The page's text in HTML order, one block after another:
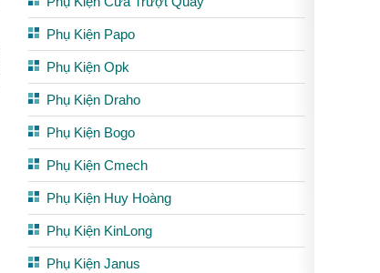
Phụ Kiện Papo
Phụ Kiện Opk
Phụ Kiện Draho
Phụ Kiện Bogo
Phụ Kiện Cmech
Phụ Kiện Huy Hoàng
Phụ Kiện KinLong
Phụ Kiện Janus